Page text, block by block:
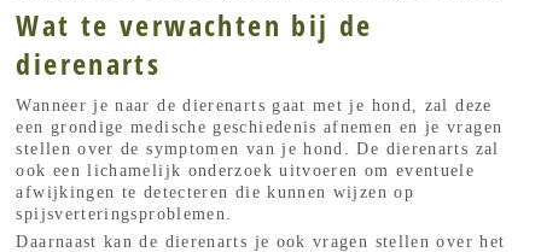
Wat te verwachten bij de
dierenarts
Wanneer je naar de dierenarts gaat met je hond, zal deze
een grondige medische geschiedenis afnemen en je vragen
stellen over de symptomen van je hond. De dierenarts zal
ook een lichamelijk onderzoek uitvoeren om eventuele
afwijkingen te detecteren die kunnen wijzen op
spijsverteringsproblemen.
Daarnaast kan de dierenarts je ook vragen stellen over het